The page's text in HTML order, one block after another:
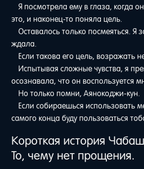
Я посмотрела ему в глаза, когда
это, и наконец-то поняла цель.
Оставалось только посмеяться. Я
ждала.
Если такова его цель, возражать
Испытывая сложные чувства, я
осознавала, что он воспользуется
Но только помни, Аянокоджи-кун.
Если собираешься использовать
самого конца буду пользоваться
Короткая история
То, чему нет прощения.